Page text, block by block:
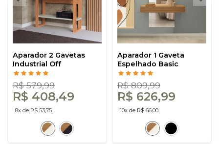
Aparador 2 Gavetas
Industrial Off
White/Freijó - Dalla
Costa
R$ 579,99
R$ 408,49
8x de R$ 53,75
Aparador 1 Gaveta
Espelhado Basic
Freijó/Off White - Dalla
Costa
R$ 809,99
R$ 626,99
10x de R$ 66,00